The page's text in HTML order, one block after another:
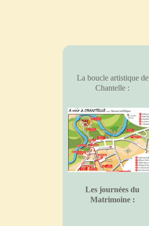
La boucle artistique de
Chantelle :
Les journées du
Matrimoine :